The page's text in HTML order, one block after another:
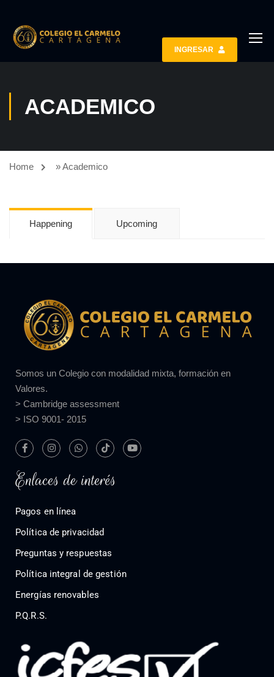
INGRESAR
ACADEMICO
Home »Academico
Happening Upcoming
Somos un Colegio con modalidad mixta, formación en
Valores.
> Cambridge assessment
> ISO 9001- 2015
Enlaces de interés
Pagos en línea
Política de privacidad
Preguntas y respuestas
Política integral de gestión
Energías renovables
P.Q.R.S.